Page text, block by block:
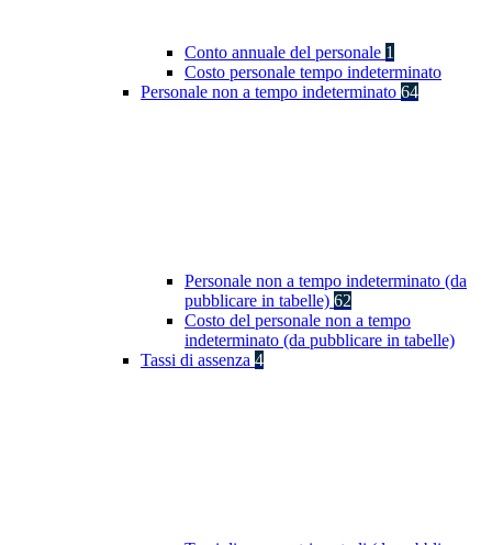
Conto annuale del personale 1
Costo personale tempo indeterminato
Personale non a tempo indeterminato 64
Personale non a tempo indeterminato (da
pubblicare in tabelle) 62
Costo del personale non a tempo
indeterminato (da pubblicare in tabelle)
Tassi di assenza 4